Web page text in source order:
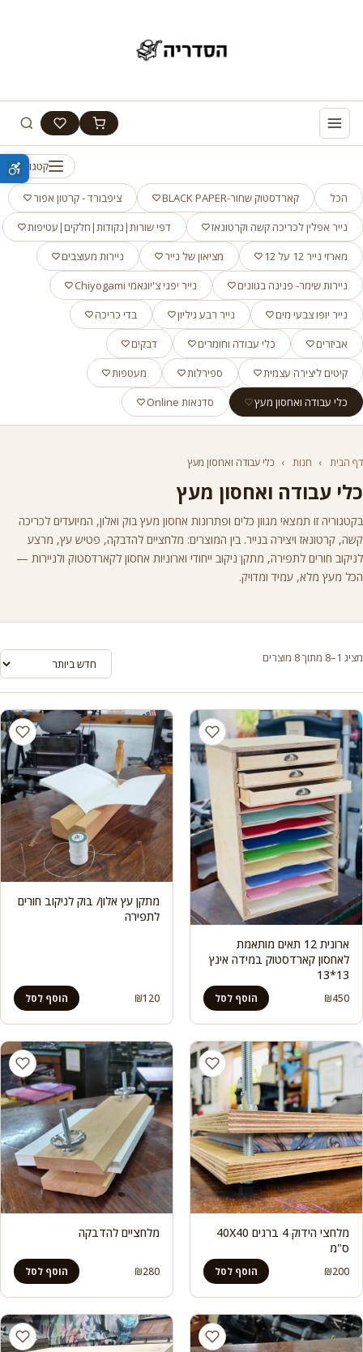
קטגוריות
הכל קארדסטוק שחור-BLACK PAPER
ציפבורד - קרטון אפור
נייר אפלין לכריכה קשה וקרטונאז
דפי שורות|נקודות|חלקים|עטיפות
מארזי נייר 12 על 12
מציאון של נייר
ניירות מעוצבים
ניירות שימר- פנינה בגוונים
נייר יפני צ'יוגאמי Chiyogami
נייר יופו צבעי מים
נייר רבע גיליון
בדי כריכה
אביזרים
כלי עבודה וחומרים
דבקים
קיטים ליצירה עצמית
ספירלות
מעטפות
כלי עבודה ואחסון מעץ
סדנאות Online
דף הבית › חנות › כלי עבודה ואחסון מעץ
כלי עבודה ואחסון מעץ
בקטגוריה זו תמצאי מגוון כלים ופתרונות אחסון מעץ בוק ואלון, המיועדים לכריכה
קשה, קרטונאז ויצירה בנייר. בין המוצרים: מלחציים להדבקה, פטיש עץ, מרצע
לניקוב חורים לתפירה, מתקן ניקוב ייחודי וארוניות אחסון לקארדסטוק ולניירות —
הכל מעץ מלא, עמיד ומדויק.
מציג 1–8 מתוך 8 מוצרים
ארונית 12 תאים מותאמת
לאחסון קארדסטוק במידה אינץ
13*13
₪450 הוסף לסל
מתקן עץ אלון/ בוק לניקוב חורים
לתפירה
₪120 הוסף לסל
מלחצי הידוק 4 ברגים 40X40
ס"מ
₪200 הוסף לסל
מלחציים להדבקה
₪280 הוסף לסל